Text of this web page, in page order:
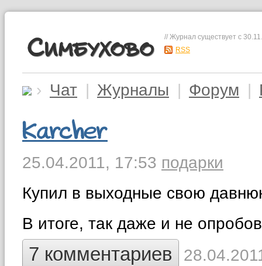
Симбухово
// Журнал существует с
RSS
› Чат | Журналы | Форум |
Karcher
25.04.2011, 17:53 подарки
Купил в выходные свою
В итоге, так даже и не
7 комментариев